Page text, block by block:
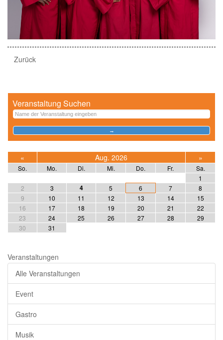
Zurück
Veranstaltung Suchen
« Aug. 2026 »
So. Mo. Di. Mi. Do. Fr.
Sa.
1
2
3 4 5 6 7
8
9
10 11 12 13 14
15
16
17 18 19 20 21
22
23
24 25 26 27 28
29
30
31
Veranstaltungen
Alle Veranstaltungen
Event
Gastro
Musik